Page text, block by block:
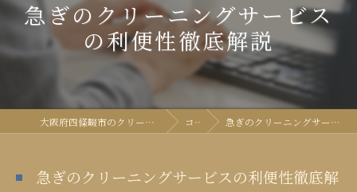
急ぎのクリーニングサービス
の利便性徹底解説
大阪府四條畷市のクリーニングならせんたく工房 コラム 急ぎのクリーニングサービスの利便性徹底解説
急ぎのクリーニングサービスの利便性徹底解